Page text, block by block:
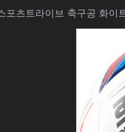
포츠트라이브 축구공 화이